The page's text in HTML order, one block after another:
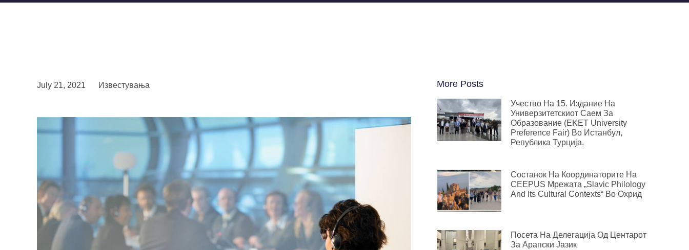
July 21, 2021 Известувања More Posts
Учество На 15. Издание На
Универзитетскиот Саем За
Образование (EKET University
Preference Fair) Во Истанбул,
Република Турција.
Состанок На Координаторите На
CEEPUS Мрежата „Slavic Philology
And Its Cultural Contexts“ Во Охрид
Посета На Делегација Од Центарот
За Арапски Јазик